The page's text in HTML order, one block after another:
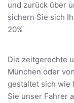
und zurück über
sichern Sie sich
20%
Die zeitgerechte
München oder
gestaltet sich wie
Sie unser Fahrer